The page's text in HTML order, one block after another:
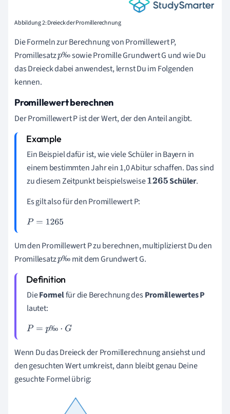
Abbildung 2: Dreieck der Promillerechnung
Die Formeln zur Berechnung von Promillewert P,
Promillesatz ‰
p
‰
sowie Promille Grundwert G und wie Du
das Dreieck dabei anwendest, lernst Du im Folgenden
kennen.
Promillewert berechnen
Der Promillewert P ist der Wert, der den Anteil angibt.
Ein Beispiel dafür ist, wie viele Schüler in Bayern in
einem bestimmten Jahr ein 1,0 Abitur schaffen. Das sind
zu diesem Zeitpunkt beispielsweise1265 Schüler.
Es gilt also für den Promillewert P:
P= 1265
Um den Promillewert P zu berechnen, multiplizierst Du den
Promillesatz ‰
p
mit dem Grundwert G.
DieFormelfür die Berechnung desPromillewertes P
lautet:
‰
P= p‰·G
Wenn Du das Dreieck der Promillerechnung ansiehst und
den gesuchten Wert umkreist, dann bleibt genau Deine
gesuchte Formel übrig: